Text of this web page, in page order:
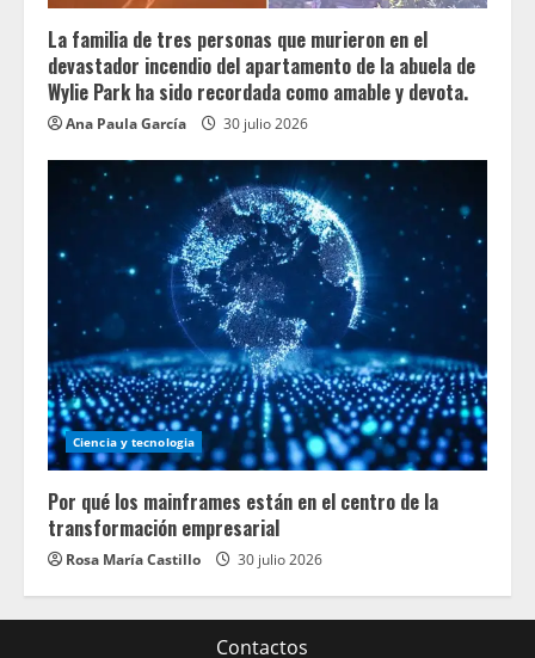
La familia de tres personas que murieron en el
devastador incendio del apartamento de la abuela de
Wylie Park ha sido recordada como amable y devota.
Ana Paula García 30 julio 2026
Ciencia y tecnologia
Por qué los mainframes están en el centro de la
transformación empresarial
Rosa María Castillo 30 julio 2026
Contactos